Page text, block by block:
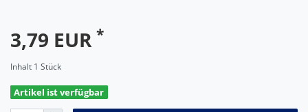
3,79 EUR *
Inhalt 1 Stück
Artikel ist verfügbar